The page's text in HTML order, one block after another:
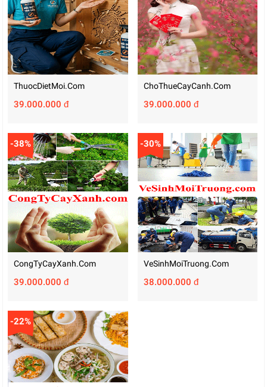
ThuocDietMoi.com
39.000.000 đ
ChoThueCayCanh.com
39.000.000 đ
-38%
CongTyCayXanh.com
39.000.000 đ
-30%
VeSinhMoiTruong.com
38.000.000 đ
-22%